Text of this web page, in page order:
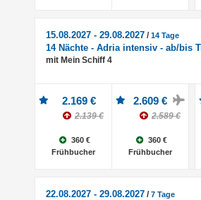
15.08.2027 - 29.08.2027 /14 Tage
14 Nächte - Adria intensiv - ab/bis
mit Mein Schiff 4
2.169 €
2.139 €
360 €
Frühbucher
2.609 €
2.589 €
360 €
Frühbucher
22.08.2027 - 29.08.2027 /7 Tage